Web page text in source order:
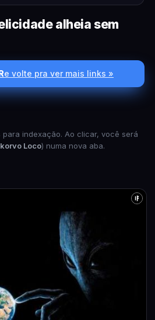
alheia sem
e volte pra ver mais links »
para indexação. Ao clicar, você será
korvo Loco) numa nova aba.